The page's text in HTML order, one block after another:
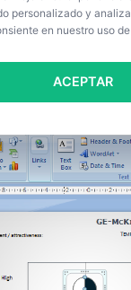
personalizado y
en nuestro uso
ACEPTAR
modifica y agrega sus